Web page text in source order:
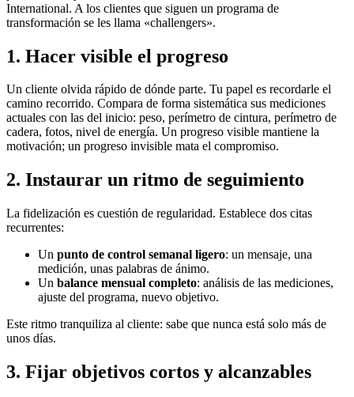
International. A los clientes que siguen un programa de
transformación se les llama «challengers».
1. Hacer visible el progreso
Un cliente olvida rápido de dónde parte. Tu papel es recordarle el
camino recorrido. Compara de forma sistemática sus mediciones
actuales con las del inicio: peso, perímetro de cintura, perímetro de
cadera, fotos, nivel de energía. Un progreso visible mantiene la
motivación; un progreso invisible mata el compromiso.
2. Instaurar un ritmo de seguimiento
La fidelización es cuestión de regularidad. Establece dos citas
recurrentes:
Un punto de control semanal ligero: un mensaje, una
medición, unas palabras de ánimo.
Un balance mensual completo: análisis de las mediciones,
ajuste del programa, nuevo objetivo.
Este ritmo tranquiliza al cliente: sabe que nunca está solo más de
unos días.
3. Fijar objetivos cortos y alcanzables